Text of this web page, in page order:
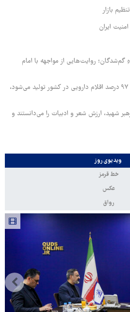
بازار
ایران
گم‌شدگان؛ روایت‌هایی از مواجهه با امام
پازل گمشده در تولید دارو / ۹۷ درصد اقلام دارویی در کشور تولید می‌شود،
شهید، ارزش شعر و ادبیات را می‌دانستند و
ویدیوی روز
خط قرمز
عکس
رواق